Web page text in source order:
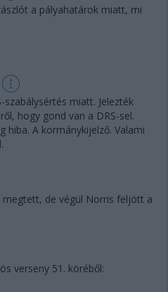
a pályahatárok miatt, mi
szabálysértés miatt. Jelezték
hogy gond van a DRS-sel.
hiba. A kormánykijelző. Valami
megtett, de végül Norris feljött a
verseny 51. köréből: